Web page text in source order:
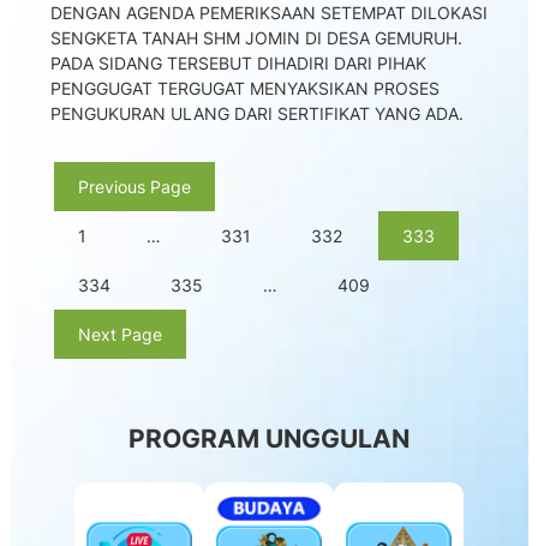
DENGAN AGENDA PEMERIKSAAN SETEMPAT DILOKASI
SENGKETA TANAH SHM JOMIN DI DESA GEMURUH.
PADA SIDANG TERSEBUT DIHADIRI DARI PIHAK
PENGGUGAT TERGUGAT MENYAKSIKAN PROSES
PENGUKURAN ULANG DARI SERTIFIKAT YANG ADA.
Previous Page
1 … 331 332 333
334 335 … 409
Next Page
PROGRAM UNGGULAN